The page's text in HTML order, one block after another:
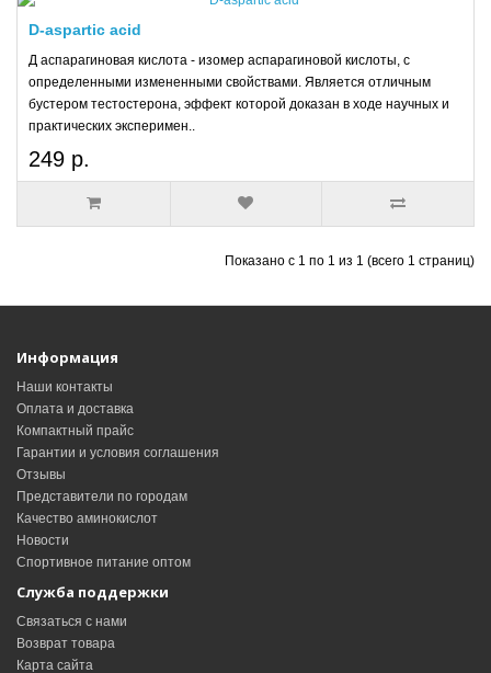
D-aspartic acid
Д аспарагиновая кислота - изомер аспарагиновой кислоты, с
определенными измененными свойствами. Является отличным
бустером тестостерона, эффект которой доказан в ходе научных и
практических эксперимен..
249 р.
Показано с 1 по 1 из 1 (всего 1 страниц)
Информация
Наши контакты
Оплата и доставка
Компактный прайс
Гарантии и условия соглашения
Отзывы
Представители по городам
Качество аминокислот
Новости
Спортивное питание оптом
Служба поддержки
Связаться с нами
Возврат товара
Карта сайта